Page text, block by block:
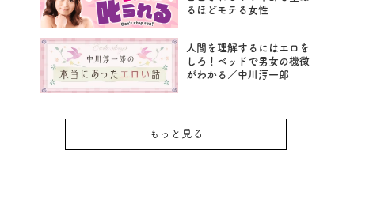
るほどモテる女性
人間を理解するにはエロを
しろ！ベッドで男女の機微
がわかる／中川淳一郎
もっと見る